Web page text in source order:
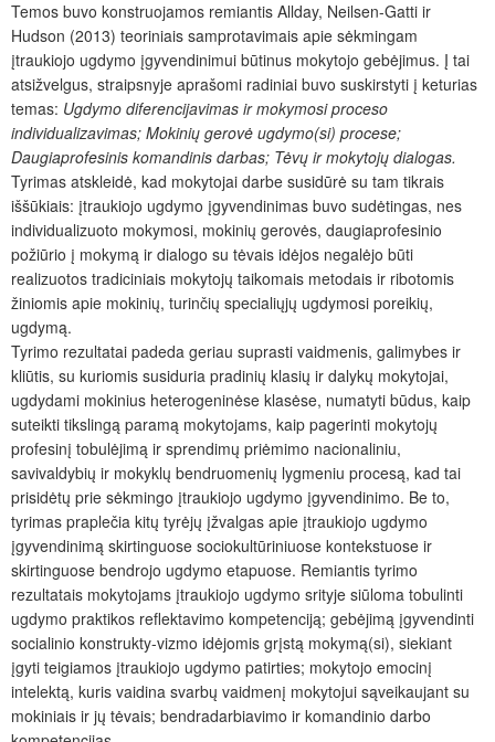
Temos buvo konstruojamos remiantis Allday, Neilsen-Gatti ir
Hudson (2013) teoriniais samprotavimais apie sėkmingam
įtraukiojo ugdymo įgyvendinimui būtinus mokytojo gebėjimus. Į tai
atsižvelgus, straipsnyje aprašomi radiniai buvo suskirstyti į keturias
temas: Ugdymo diferencijavimas ir mokymosi proceso
individualizavimas; Mokinių gerovė ugdymo(si) procese;
Daugiaprofesinis komandinis darbas; Tėvų ir mokytojų dialogas.
Tyrimas atskleidė, kad mokytojai darbe susidūrė su tam tikrais
iššūkiais: įtraukiojo ugdymo įgyvendinimas buvo sudėtingas, nes
individualizuoto mokymosi, mokinių gerovės, daugiaprofesinio
požiūrio į mokymą ir dialogo su tėvais idėjos negalėjo būti
realizuotos tradiciniais mokytojų taikomais metodais ir ribotomis
žiniomis apie mokinių, turinčių specialiųjų ugdymosi poreikių,
ugdymą.
Tyrimo rezultatai padeda geriau suprasti vaidmenis, galimybes ir
kliūtis, su kuriomis susiduria pradinių klasių ir dalykų mokytojai,
ugdydami mokinius heterogeninėse klasėse, numatyti būdus, kaip
suteikti tikslingą paramą mokytojams, kaip pagerinti mokytojų
profesinį tobulėjimą ir sprendimų priėmimo nacionaliniu,
savivaldybių ir mokyklų bendruomenių lygmeniu procesą, kad tai
prisidėtų prie sėkmingo įtraukiojo ugdymo įgyvendinimo. Be to,
tyrimas praplečia kitų tyrėjų įžvalgas apie įtraukiojo ugdymo
įgyvendinimą skirtinguose sociokultūriniuose kontekstuose ir
skirtinguose bendrojo ugdymo etapuose. Remiantis tyrimo
rezultatais mokytojams įtraukiojo ugdymo srityje siūloma tobulinti
ugdymo praktikos reflektavimo kompetenciją; gebėjimą įgyvendinti
socialinio konstrukty-vizmo idėjomis grįstą mokymą(si), siekiant
įgyti teigiamos įtraukiojo ugdymo patirties; mokytojo emocinį
intelektą, kuris vaidina svarbų vaidmenį mokytojui sąveikaujant su
mokiniais ir jų tėvais; bendradarbiavimo ir komandinio darbo